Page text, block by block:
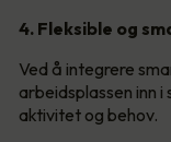
4. Fleksible og
Ved å integrere
arbeidsplassen inn
aktivitet og behov.